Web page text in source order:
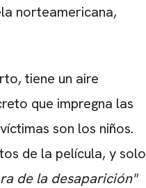
norteamericana,
tiene un aire
que impregna las
son los niños.
de la película, y solo
de la desaparición"